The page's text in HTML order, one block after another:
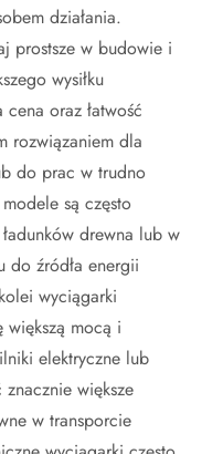
działania.
prostsze w budowie i
wysiłku
oraz łatwość
rozwiązaniem dla
do prac w trudno
są często
drewna lub w
do źródła energii
wyciągarki
większą mocą i
elektryczne lub
większe
w transporcie